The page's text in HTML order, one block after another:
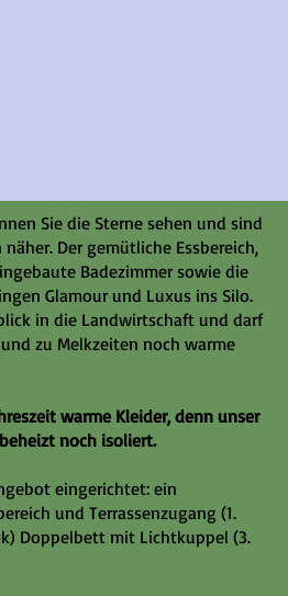
Sie die Sterne sehen und sind
Der gemütliche Essbereich,
Badezimmer sowie die
Glamour und Luxus ins Silo.
in die Landwirtschaft und darf
zu Melkzeiten noch warme
warme Kleider, denn unser
noch isoliert.
eingerichtet: ein
und Terrassenzugang (1.
Doppelbett mit Lichtkuppel (3.